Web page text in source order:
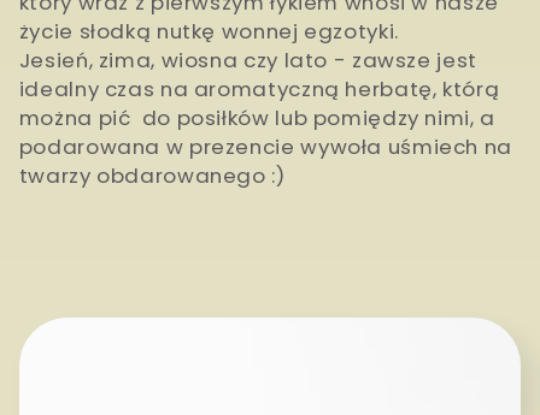
a
:
życie słodką nutkę wonnej egzotyki.
Jesień, zima, wiosna czy lato - zawsze jest
idealny czas na aromatyczną herbatę, którą
można pić do posiłków lub pomiędzy nimi, a
podarowana w prezencie wywoła uśmiech na
twarzy obdarowanego :)